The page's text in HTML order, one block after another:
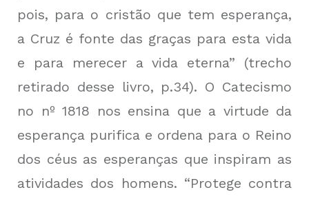
pois, para o cristão que tem esperança,
a Cruz é fonte das graças para esta vida
e para merecer a vida eterna” (trecho
retirado desse livro, p.34). O Catecismo
no nº 1818 nos ensina que a virtude da
esperança purifica e ordena para o Reino
dos céus as esperanças que inspiram as
atividades dos homens. “Protege contra